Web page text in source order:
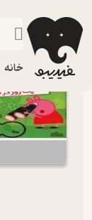
خانه
فیدیبو کتاب